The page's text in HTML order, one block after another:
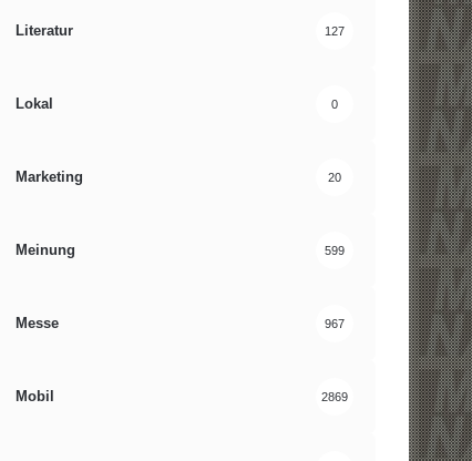
Literatur 127
Lokal 0
Marketing 20
Meinung 599
Messe 967
Mobil 2869